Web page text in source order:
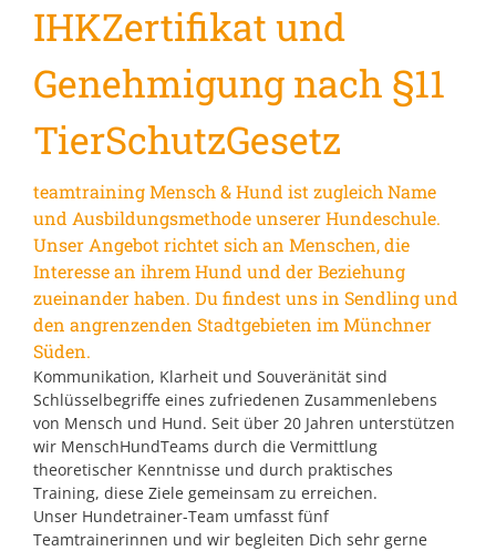
IHKZertifikat und
Genehmigung nach §11
TierSchutzGesetz
teamtraining Mensch & Hund ist zugleich Name
und Ausbildungsmethode unserer Hundeschule.
Unser Angebot richtet sich an Menschen, die
Interesse an ihrem Hund und der Beziehung
zueinander haben. Du findest uns in Sendling und
den angrenzenden Stadtgebieten im Münchner
Süden.
Kommunikation, Klarheit und Souveränität sind
Schlüsselbegriffe eines zufriedenen Zusammenlebens
von Mensch und Hund. Seit über 20 Jahren unterstützen
wir MenschHundTeams durch die Vermittlung
theoretischer Kenntnisse und durch praktisches
Training, diese Ziele gemeinsam zu erreichen.
Unser Hundetrainer-Team umfasst fünf
Teamtrainerinnen und wir begleiten Dich sehr gerne